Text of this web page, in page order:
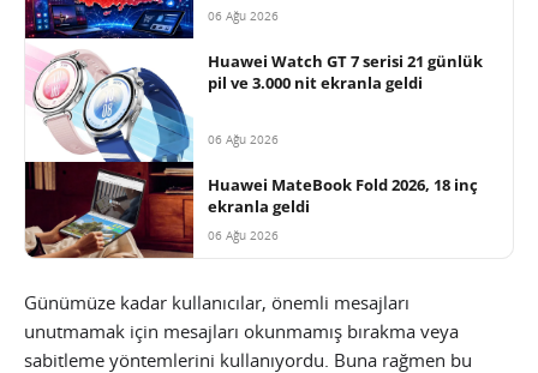
06 Ağu 2026
Huawei Watch GT 7 serisi 21 günlük
pil ve 3.000 nit ekranla geldi
06 Ağu 2026
Huawei MateBook Fold 2026, 18 inç
ekranla geldi
06 Ağu 2026
Günümüze kadar kullanıcılar, önemli mesajları
unutmamak için mesajları okunmamış bırakma veya
sabitleme yöntemlerini kullanıyordu. Buna rağmen bu